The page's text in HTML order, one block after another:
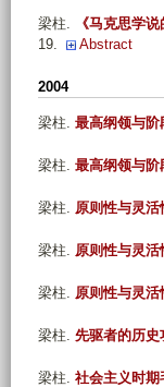
梁柱.
《马克思学
19.
Abstract
2004
梁柱. 最高纲领与阶
梁柱. 最高纲领与阶
梁柱. 原则性与灵
梁柱. 原则性与灵
梁柱. 原则性与灵
梁柱. 先驱者的历史
梁柱. 社会主义时期